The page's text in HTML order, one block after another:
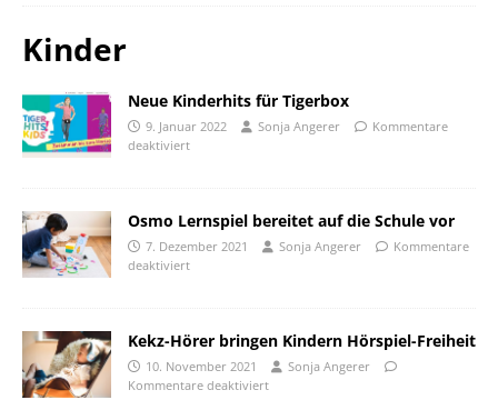
Kinder
Neue Kinderhits für Tigerbox
9. Januar 2022 Sonja Angerer
Kommentare
deaktiviert
Osmo Lernspiel bereitet auf die Schule vor
7. Dezember 2021 Sonja Angerer
Kommentare
deaktiviert
Kekz-Hörer bringen Kindern Hörspiel-Freiheit
10. November 2021
Sonja Angerer
Kommentare deaktiviert